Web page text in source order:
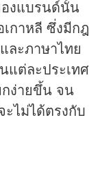
องแบรนด์นั้น
เกาหลี ซึ่งมีกฎ
ละภาษาไทย
แต่ละประเทศ
กง่ายขึ้น จน
ไม่ได้ตรงกับ